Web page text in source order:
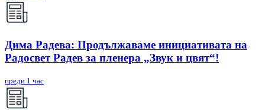
Дима Радева: Продължаваме инициативата на
Радосвет Радев за пленера „Звук и цвят“!
преди 1 час